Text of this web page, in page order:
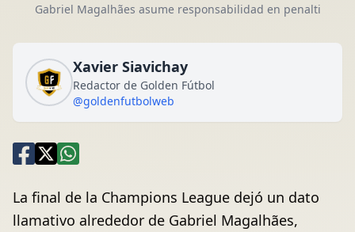
Gabriel Magalhães asume responsabilidad en penalti
Xavier Siavichay
Redactor de Golden Fútbol
@goldenfutbolweb
La final de la Champions League dejó un dato
llamativo alrededor de Gabriel Magalhães,